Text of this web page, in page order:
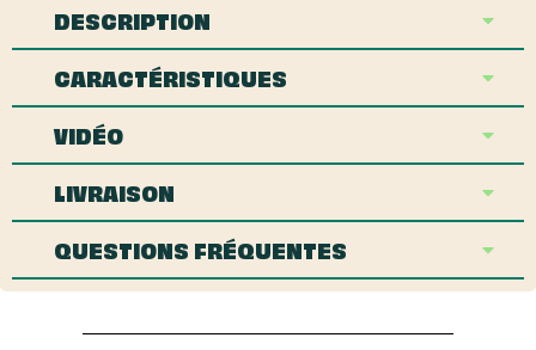
DESCRIPTION
CARACTÉRISTIQUES
VIDÉO
LIVRAISON
QUESTIONS FRÉQUENTES